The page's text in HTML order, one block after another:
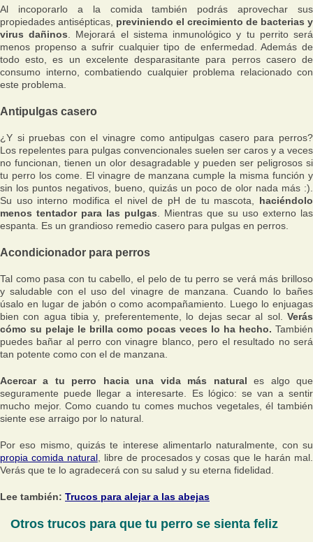
Al incoporarlo a la comida también podrás aprovechar sus
propiedades antisépticas, previniendo el crecimiento de bacterias y
virus dañinos . Mejorará el sistema inmunológico y tu perrito será
menos propenso a sufrir cualquier tipo de enfermedad. Además de
todo esto, es un excelente desparasitante para perros casero de
consumo interno, combatiendo cualquier problema relacionado con
este problema.
Antipulgas casero
¿Y si pruebas con el vinagre como antipulgas casero para perros?
Los repelentes para pulgas convencionales suelen ser caros y a veces
no funcionan, tienen un olor desagradable y pueden ser peligrosos si
tu perro los come. El vinagre de manzana cumple la misma función y
sin los puntos negativos, bueno, quizás un poco de olor nada más :).
Su uso interno modifica el nivel de pH de tu mascota, haciéndolo
menos tentador para las pulgas . Mientras que su uso externo las
espanta. Es un grandioso remedio casero para pulgas en perros.
Acondicionador para perros
Tal como pasa con tu cabello, el pelo de tu perro se verá más brilloso
y saludable con el uso del vinagre de manzana. Cuando lo bañes
úsalo en lugar de jabón o como acompañamiento. Luego lo enjuagas
bien con agua tibia y, preferentemente, lo dejas secar al sol. Verás
cómo su pelaje le brilla como pocas veces lo ha hecho. También
puedes bañar al perro con vinagre blanco, pero el resultado no será
tan potente como con el de manzana.
Acercar a tu perro hacia una vida más natural es algo que
seguramente puede llegar a interesarte. Es lógico: se van a sentir
mucho mejor. Como cuando tu comes muchos vegetales, él también
siente ese arraigo por lo natural.
Por eso mismo, quizás te interese alimentarlo naturalmente, con su
propia comida natural, libre de procesados y cosas que le harán mal.
Verás que te lo agradecerá con su salud y su eterna fidelidad.
Lee también: Trucos para alejar a las abejas
Otros trucos para que tu perro se sienta feliz